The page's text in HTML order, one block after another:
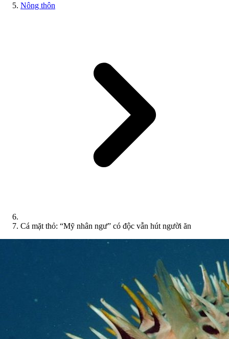
Nông thôn
Cá mặt thỏ: “Mỹ nhân ngư” có độc vẫn hút người ăn